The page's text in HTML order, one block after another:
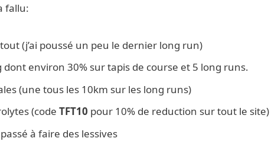
fallu:
(j’ai poussé un peu le dernier long run)
environ 30% sur tapis de course et 5 long runs.
(une tous les 10km sur les long runs)
(code TFT10 pour 10% de reduction sur tout le site)
à faire des lessives